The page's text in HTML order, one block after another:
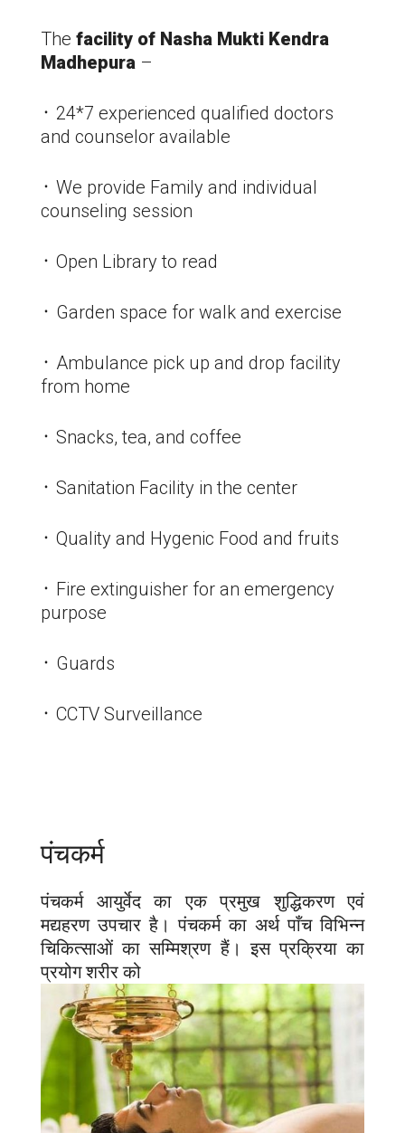
The facility of Nasha Mukti Kendra
Madhepura –
᛫ 24*7 experienced qualified doctors
and counselor available
᛫ We provide Family and individual
counseling session
᛫ Open Library to read
᛫ Garden space for walk and exercise
᛫ Ambulance pick up and drop facility
from home
᛫ Snacks, tea, and coffee
᛫ Sanitation Facility in the center
᛫ Quality and Hygenic Food and fruits
᛫ Fire extinguisher for an emergency
purpose
᛫ Guards
᛫ CCTV Surveillance
पंचकर्म
पंचकर्म आयुर्वेद का एक प्रमुख शुद्धिकरण एवं
मद्यहरण उपचार है। पंचकर्म का अर्थ पाँच विभिन्न
चिकित्साओं का सम्मिश्रण हैं। इस प्रक्रिया का
प्रयोग शरीर को